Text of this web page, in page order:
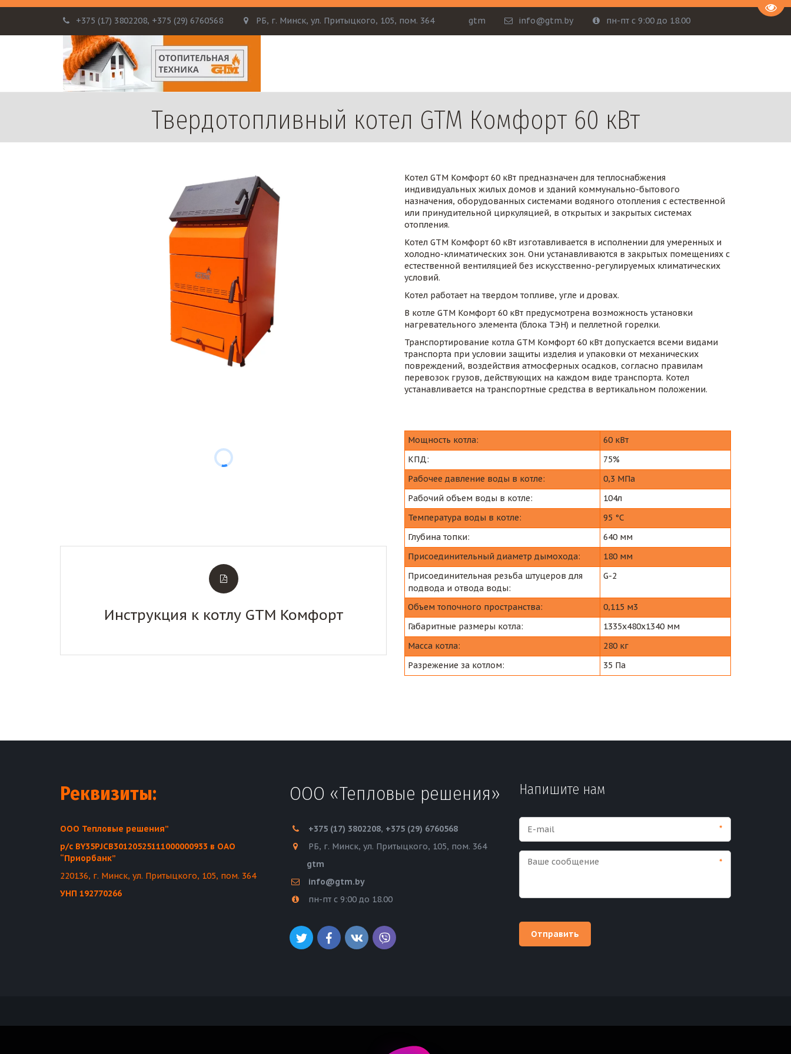
+375 (17) 3802208, +375 (29) 6760568 РБ, г. Минск, ул. Притыцкого, 105, пом. 364 gtm info@gtm.by пн-пт с 9:00 до 18.00
Твердотопливный котел GTM Комфорт 60 кВт
Инструкция к котлу GTM Комфорт
Котел GTM Комфорт 60 кВт предназначен для теплоснабжения
индивидуальных жилых домов и зданий коммунально-бытового
назначения, оборудованных системами водяного отопления с естественной
или принудительной циркуляцией, в открытых и закрытых системах
отопления.
Котел GTM Комфорт 60 кВт изготавливается в исполнении для умеренных и
холодно-климатических зон. Они устанавливаются в закрытых помещениях с
естественной вентиляцией без искусственно-регулируемых климатических
условий.
Котел работает на твердом топливе, угле и дровах.
В котле GTM Комфорт 60 кВт предусмотрена возможность установки
нагревательного элемента (блока ТЭН) и пеллетной горелки.
Транспортирование котла GTM Комфорт 60 кВт допускается всеми видами
транспорта при условии защиты изделия и упаковки от механических
повреждений, воздействия атмосферных осадков, согласно правилам
перевозок грузов, действующих на каждом виде транспорта. Котел
устанавливается на транспортные средства в вертикальном положении.
Мощность котла:
60 кВт
КПД:
75%
Рабочее давление воды в котле:
0,3 МПа
Рабочий объем воды в котле:
104л
Температура воды в котле:
95 °C
Глубина топки:
640 мм
Присоединительный диаметр дымохода:
180 мм
Присоединительная резьба штуцеров для
подвода и отвода воды:
G-2
Объем топочного пространства:
0,115 м3
Габаритные размеры котла:
1335х480х1340 мм
Масса котла:
280 кг
Разрежение за котлом:
35 Па
Реквизиты:
ООО Тепловые решения”
р/с BY35PJCB30120525111000000933 в ОАО
“Приорбанк”
220136, г. Минск, ул. Притыцкого, 105, пом. 364
УНП 192770266
ООО «Тепловые решения»
+375 (17) 3802208, +375 (29) 6760568
РБ, г. Минск, ул. Притыцкого, 105, пом. 364
gtm
info@gtm.by
пн-пт с 9:00 до 18.00
Напишите нам
*
*
Отправить